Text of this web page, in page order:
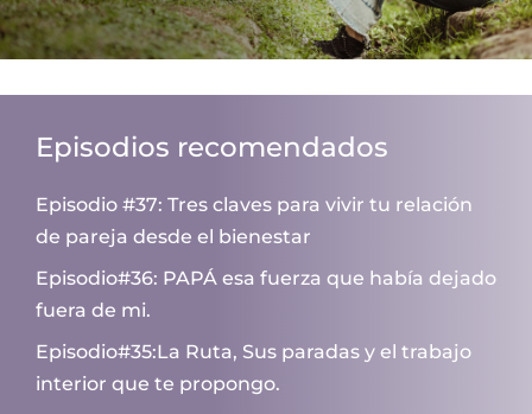
Episodios recomendados
Episodio #37: Tres claves para vivir tu relación
de pareja desde el bienestar
Episodio#36: PAPÁ esa fuerza que había dejado
fuera de mi.
Episodio#35:La Ruta, Sus paradas y el trabajo
interior que te propongo.